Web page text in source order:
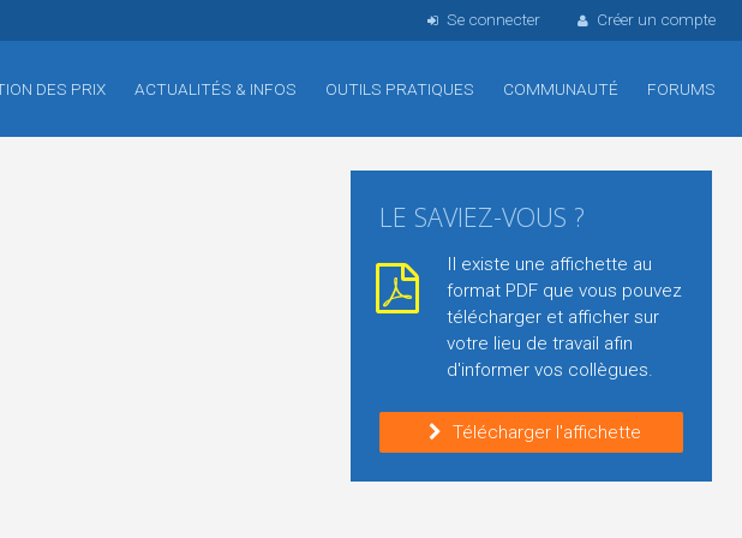
Se connecter Créer un compte
DES PRIX ACTUALITÉS & INFOS OUTILS PRATIQUES COMMUNAUTÉ FORUMS
LE SAVIEZ-VOUS ?
Il existe une affichette au
format PDF que vous pouvez
télécharger et afficher sur
votre lieu de travail afin
d'informer vos collègues.
Télécharger l'affichette